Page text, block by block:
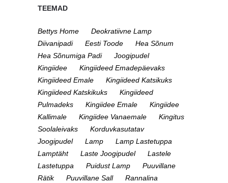
TEEMAD
Bettys Home
Deokratiivne Lamp
Diivanipadi
Eesti Toode
Hea Sõnum
Hea Sõnumiga Padi
Joogipudel
Kingiidee
Kingiideed Emadepäevaks
Kingiideed Emale
Kingiideed Katsikuks
Kingiideed Katskikuks
Kingiideed
Pulmadeks
Kingiidee Emale
Kingiidee
Kallimale
Kingiidee Vanaemale
Kingitus
Soolaleivaks
Korduvkasutatav
Joogipudel
Lamp
Lamp Lastetuppa
Lamptäht
Laste Joogipudel
Lastele
Lastetuppa
Puidust Lamp
Puuvillane
Rätik
Puuvillane Sall
Rannalina